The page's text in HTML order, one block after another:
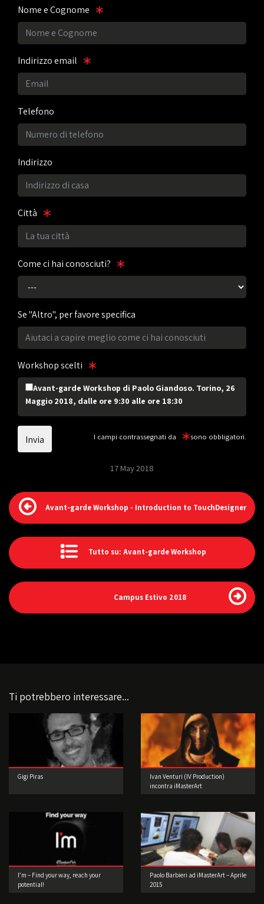
Nome e Cognome
Indirizzo email
Telefono
Indirizzo
Città
Come ci hai conosciuti?
Se "Altro", per favore specifica
Workshop scelti
Avant-garde Workshop di Paolo Giandoso. Torino, 26
Maggio 2018, dalle ore 9:30 alle ore 18:30
I campi contrassegnati da sono obbligatori.
17 May 2018
Avant-garde Workshop - Introduction to TouchDesigner
Tutto su: Avant-garde Workshop
Campus Estivo 2018
Ti potrebbero interessare...
Gigi Piras
Ivan Venturi (IV Production)
incontra iMasterArt
I’m – Find your way, reach your
potential!
Paolo Barbieri ad iMasterArt – Aprile
2015